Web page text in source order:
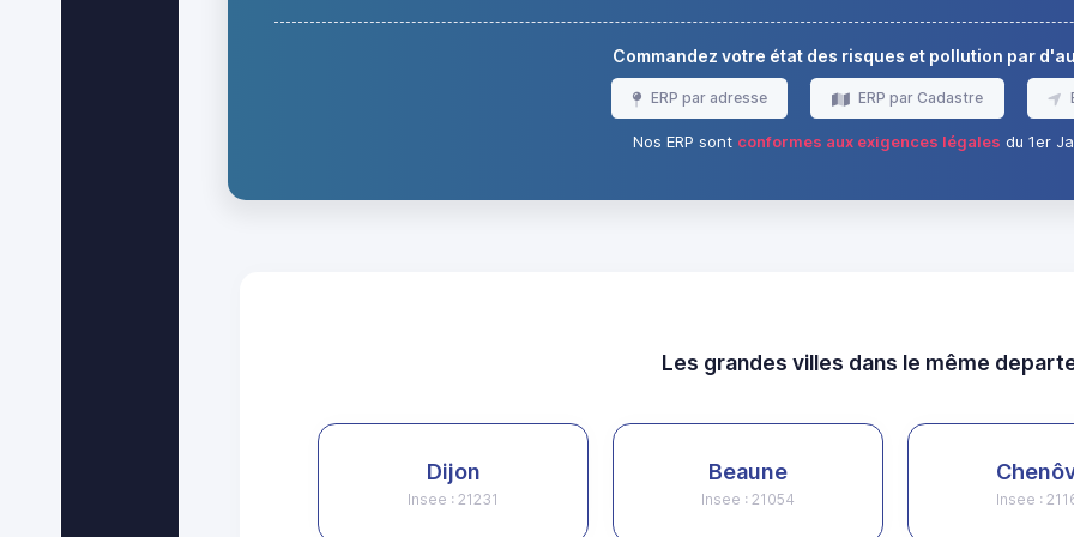
Commandez votre état des risques et pollution par
ERP par adresse ERP par Cadastre
Nos ERP sont conformes aux exigences légales du 1er
Les grandes villes dans le même
Dijon
Insee : 21231
Beaune
Insee : 21054 Insee :